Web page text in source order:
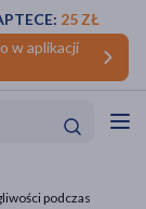
w aplikacji
25 ZŁ
podczas